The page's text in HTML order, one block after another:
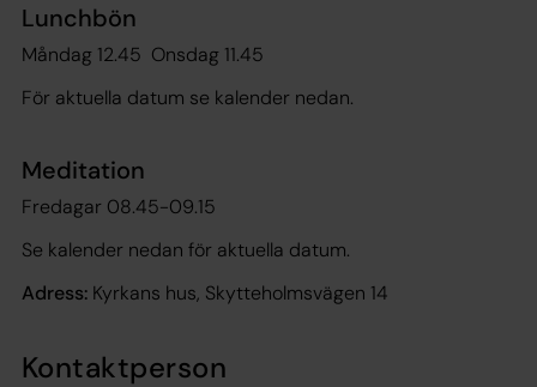
Lunchbön
Måndag 12.45 Onsdag 11.45
För aktuella datum se kalender nedan.
Meditation
Fredagar 08.45-09.15
Se kalender nedan för aktuella datum.
Adress: Kyrkans hus, Skytteholmsvägen 14
Kontaktperson